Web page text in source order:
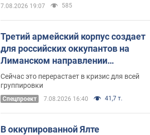
7.08.2026 19:07 585
Третий армейский корпус создает
для российских оккупантов на
Лиманском направлении
критический дискомфорт: как это
удалось
Сейчас это перерастает в кризис для всей
группировки
Спецпроект 7.08.2026 16:40 41,7 т.
В оккупированной Ялте